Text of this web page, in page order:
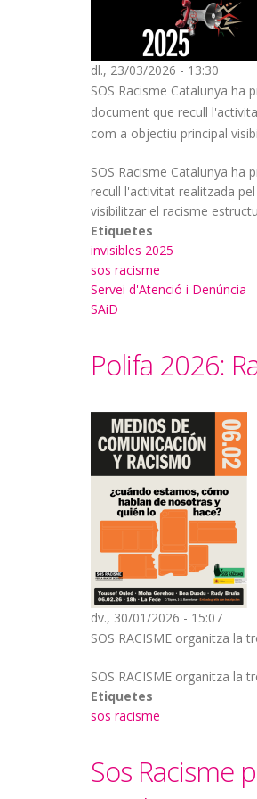
dl., 23/03/2026 - 13:30
SOS Racisme Catalunya ha
document que recull
com a objectiu principal
SOS Racisme Catalunya ha
recull l'activitat realitzada
visibilitzar el racisme
Etiquetes
invisibles 2025
sos racisme
Servei d'Atenció i Denúncia
SAiD
Polifa 2026:
dv., 30/01/2026 - 15:07
SOS RACISME organitza la
SOS RACISME organitza la
Etiquetes
sos racisme
Sos Racisme